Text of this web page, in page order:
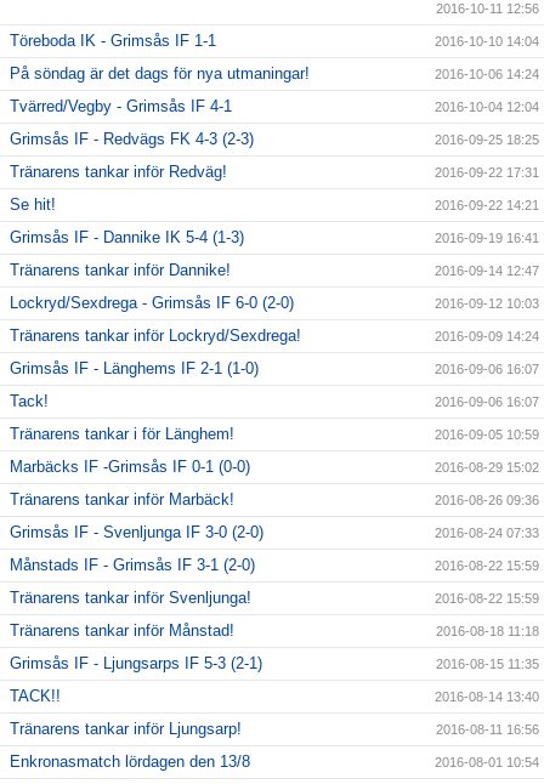
2016-10-11 12:56
Töreboda IK - Grimsås IF 1-1 2016-10-10 14:04
På söndag är det dags för nya utmaningar! 2016-10-06 14:24
Tvärred/Vegby - Grimsås IF 4-1 2016-10-04 12:04
Grimsås IF - Redvägs FK 4-3 (2-3) 2016-09-25 18:25
Tränarens tankar inför Redväg! 2016-09-22 17:31
Se hit! 2016-09-22 14:21
Grimsås IF - Dannike IK 5-4 (1-3) 2016-09-19 16:41
Tränarens tankar inför Dannike! 2016-09-14 12:47
Lockryd/Sexdrega - Grimsås IF 6-0 (2-0) 2016-09-12 10:03
Tränarens tankar inför Lockryd/Sexdrega! 2016-09-09 14:24
Grimsås IF - Länghems IF 2-1 (1-0) 2016-09-06 16:07
Tack! 2016-09-06 16:07
Tränarens tankar i för Länghem! 2016-09-05 10:59
Marbäcks IF -Grimsås IF 0-1 (0-0) 2016-08-29 15:02
Tränarens tankar inför Marbäck! 2016-08-26 09:36
Grimsås IF - Svenljunga IF 3-0 (2-0) 2016-08-24 07:33
Månstads IF - Grimsås IF 3-1 (2-0) 2016-08-22 15:59
Tränarens tankar inför Svenljunga! 2016-08-22 15:59
Tränarens tankar inför Månstad! 2016-08-18 11:18
Grimsås IF - Ljungsarps IF 5-3 (2-1) 2016-08-15 11:35
TACK!! 2016-08-14 13:40
Tränarens tankar inför Ljungsarp! 2016-08-11 16:56
Enkronasmatch lördagen den 13/8 2016-08-01 10:54